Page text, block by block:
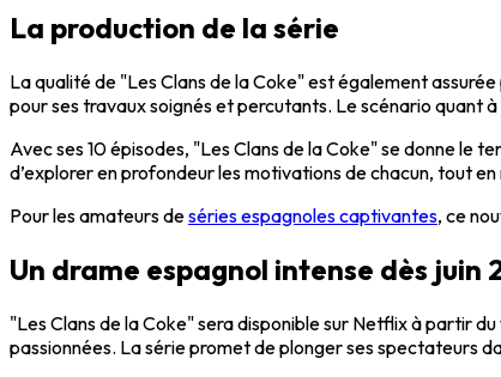
La production de la série
La qualité de "Les Clans de la Coke"est également
pour ses travaux soignés et percutants. Le scénario quant à
Avec ses 10 épisodes, "Les Clans de la Coke"se donne le
d’explorer en profondeur les motivations de chacun, tout
Pour les amateurs deséries espagnoles captivantes, ce
Un drame espagnol intense dès juin
"Les Clans de la Coke"sera disponible sur Netflix à partir
passionnées. La série promet de plonger ses spectateurs